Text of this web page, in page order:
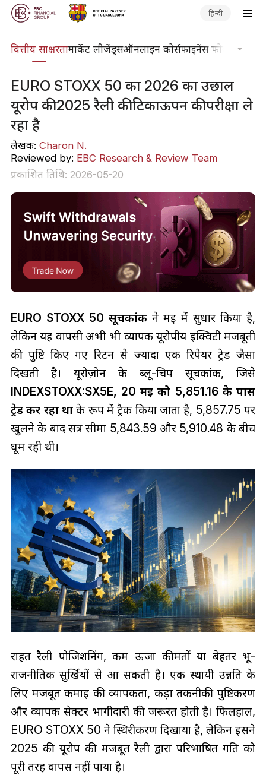
हिन्दी
वित्तीय साक्षरतामार्केट लीजेंड्सऑनलाइन कोर्सफाइनेंस फोकस
EURO STOXX 50 का 2026 का उछाल
यूरोप की 2025 रैली की टिकाऊपन की परीक्षा ले
रहा है
लेखक: Charon N.
Reviewed by: EBC Research & Review Team
प्रकाशित तिथि: 2026-05-20
EURO STOXX 50 सूचकांकने मई में सुधार किया है,
लेकिन यह वापसी अभी भी व्यापक यूरोपीय इक्विटी मजबूती
की पुष्टि किए गए रिटर्न से ज्यादा एक रिपेयर ट्रेड जैसा
दिखती है। यूरोज़ोन के ब्लू-चिप सूचकांक, जिसे
INDEXSTOXX:SX5E, 20 मई को 5,851.16 के पास
ट्रेड कर रहा थाके रूप में ट्रैक किया जाता है, 5,857.75 पर
खुलने के बाद सत्र सीमा 5,843.59 और 5,910.48 के बीच
घूम रही थी।
राहत रैली पोजिशनिंग, कम ऊर्जा कीमतों या बेहतर भू-
राजनीतिक सुर्खियों से आ सकती है। एक स्थायी उन्नति के
लिए मजबूत कमाई की व्यापकता, कड़ा तकनीकी पुष्टिकरण
और व्यापक सेक्टर भागीदारी की जरूरत होती है। फिलहाल,
EURO STOXX 50 ने स्थिरीकरण दिखाया है, लेकिन इसने
2025 की यूरोप की मजबूत रैली द्वारा परिभाषित गति को
पूरी तरह वापस नहीं पाया है।